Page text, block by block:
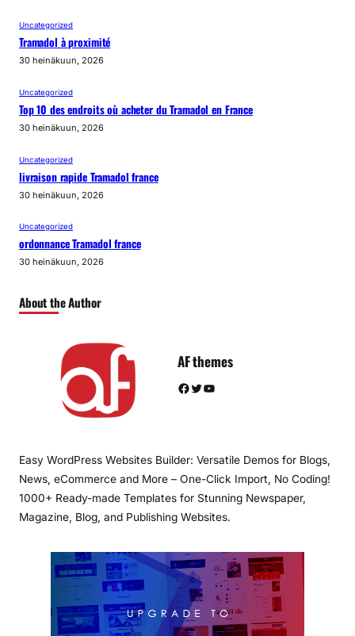
Uncategorized
Tramadol à proximité
30 heinäkuun, 2026
Uncategorized
Top 10 des endroits où acheter du Tramadol en France
30 heinäkuun, 2026
Uncategorized
livraison rapide Tramadol france
30 heinäkuun, 2026
Uncategorized
ordonnance Tramadol france
30 heinäkuun, 2026
About the Author
AF themes
Facebook Twitter YouTube
Easy WordPress Websites Builder: Versatile Demos for Blogs,
News, eCommerce and More – One-Click Import, No Coding!
1000+ Ready-made Templates for Stunning Newspaper,
Magazine, Blog, and Publishing Websites.